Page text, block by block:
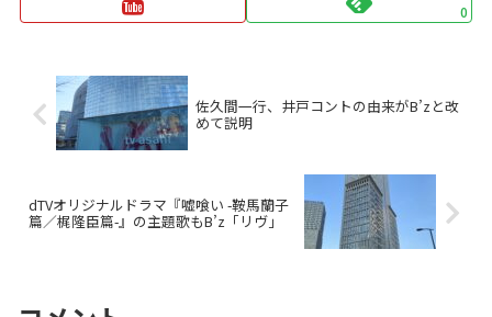
0
佐久間一行、井戸コントの由来がB’zと改
めて説明
dTVオリジナルドラマ『嘘喰い -鞍馬蘭子
篇／梶隆臣篇-』の主題歌もB’z「リヴ」